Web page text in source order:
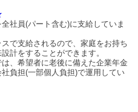
社員(パート含む)に支給していま
で支給されるので、家庭をお持ち
計をすることができます。
、希望者に老後に備えた企業年金
負担(一部個人負担)で運用してい